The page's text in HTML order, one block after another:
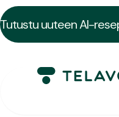
Tutustu uuteen AI-